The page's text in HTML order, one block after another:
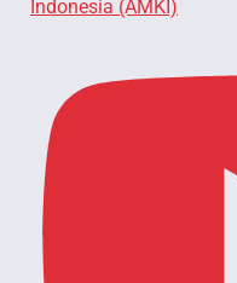
Indonesia (AMKI)